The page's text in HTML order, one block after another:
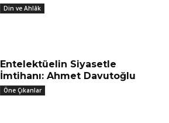
Din ve Ahlâk
Entelektüelin Siyasetle
İmtihanı: Ahmet Davutoğlu
Öne Çıkanlar